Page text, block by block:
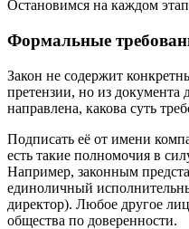
Остановимся на каждом
Формальные
Закон не содержит
претензии, но из
направлена, какова суть
Подписать её от имени
есть такие полномочия в
Например, законным
единоличный
директор). Любое другое
общества по доверенности.